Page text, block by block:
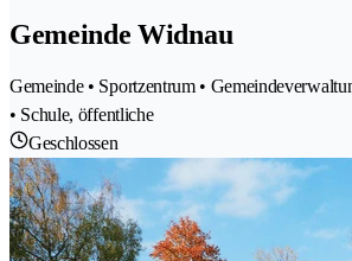
Gemeinde Widnau
Gemeinde • Sportzentrum •
• Schule, öffentliche
Geschlossen